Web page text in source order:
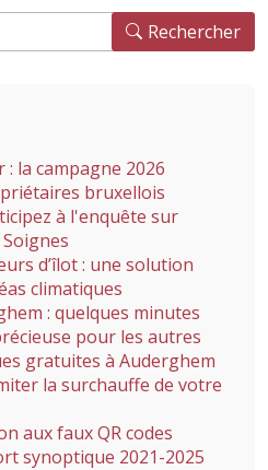
Rechercher
la campagne 2026
bruxellois
à l'enquête sur
d’îlot : une solution
climatiques
: quelques minutes
pour les autres
gratuites à Auderghem
la surchauffe de votre
aux faux QR codes
synoptique 2021-2025